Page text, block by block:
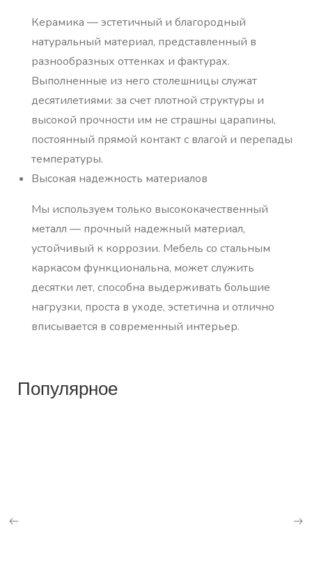
Керамика — эстетичный и благородный
натуральный материал, представленный в
разнообразных оттенках и фактурах.
Выполненные из него столешницы служат
десятилетиями: за счет плотной структуры и
высокой прочности им не страшны царапины,
постоянный прямой контакт с влагой и перепады
температуры.
Высокая надежность материалов
Мы используем только высококачественный
металл — прочный надежный материал,
устойчивый к коррозии. Мебель со стальным
каркасом функциональна, может служить
десятки лет, способна выдерживать большие
нагрузки, проста в уходе, эстетична и отлично
вписывается в современный интерьер.
Популярное